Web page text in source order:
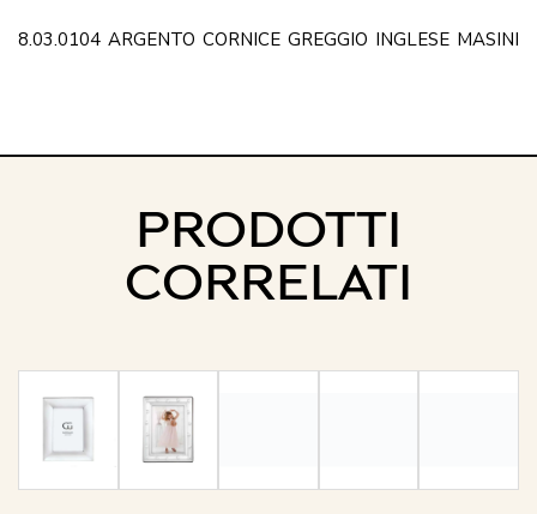
8.03.0104 ARGENTO CORNICE GREGGIO INGLESE MASINI
PRODOTTI
CORRELATI